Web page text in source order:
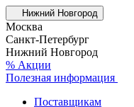
Нижний Новгород
Москва
Санкт-Петербург
Нижний Новгород
% Акции
Полезная информация
Поставщикам